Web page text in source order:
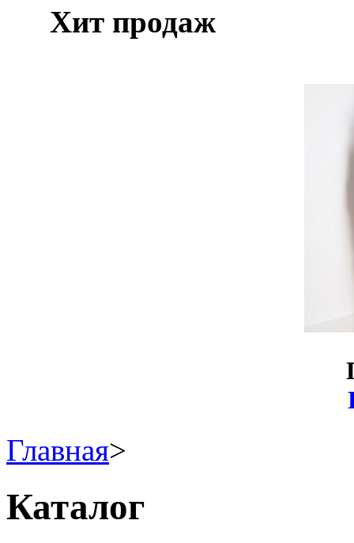
Хит продаж
Главная>
Каталог